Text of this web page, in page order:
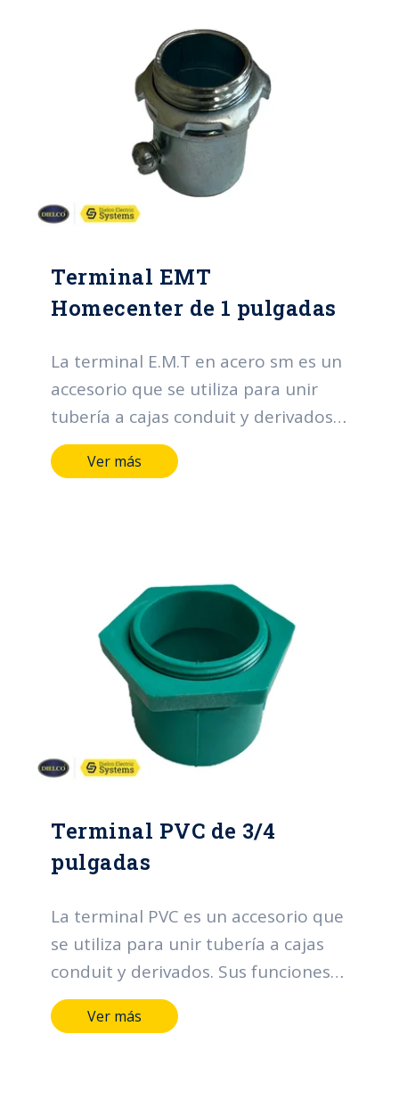
Terminal EMT
Homecenter de 1 pulgadas
La terminal E.M.T en acero sm es un
accesorio que se utiliza para unir
tubería a cajas conduit y derivados.
Sus funciones principales se centran
en la organización y protección de
Ver más
Terminal PVC de 3/4
pulgadas
La terminal PVC es un accesorio que
se utiliza para unir tubería a cajas
conduit y derivados. Sus funciones
principales se centran en la
organización y protección de los
Ver más